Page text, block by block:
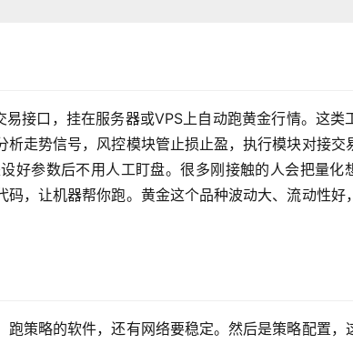
接口，挂在服务器或VPS上自动跑黄金行情。这类
走势信号，风控模块管止损止盈，执行模块对接交
好参数后不用人工盯盘。很多刚接触的人会把量化
，让机器帮你跑。黄金这个品种波动大、流动性好
策略的软件，还有网络要稳定。然后是策略配置，